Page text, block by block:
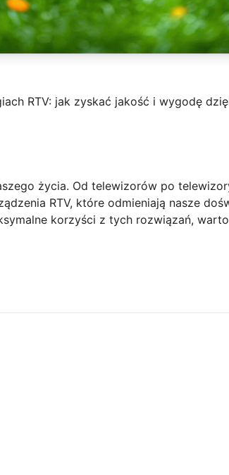
RTV: jak zyskać jakość i wygodę
życia. Od telewizorów po
RTV, które odmieniają nasze
korzyści z tych rozwiązań,